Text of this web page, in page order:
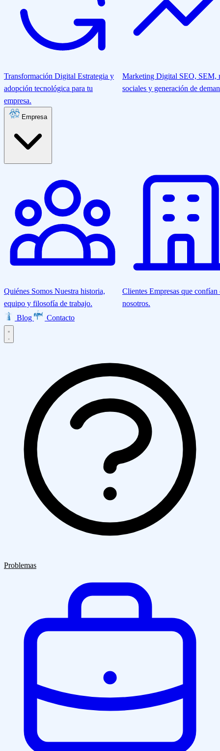
Transformación Digital Estrategia y
adopción tecnológica para tu
empresa.
Marketing Digital SEO, SEM,
sociales y generación de
Empresa
Quiénes Somos Nuestra historia,
equipo y filosofía de trabajo.
Clientes Empresas que confían
nosotros.
Blog
Contacto
EMMA · Email Marketing LISA · Encuestas
INES · Mesa de
Ayuda
Clarabot · Chatbot
Servicios
Diseño Web Desarrollo de Aplicaciones EcommerceAsesoría AWS
Transformación Digital
Empresa
Problemas